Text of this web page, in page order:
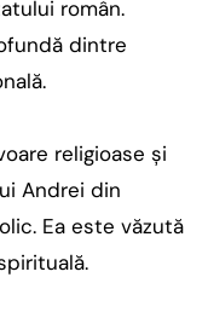
român.
dintre
religioase și
Andrei din
Ea este văzută